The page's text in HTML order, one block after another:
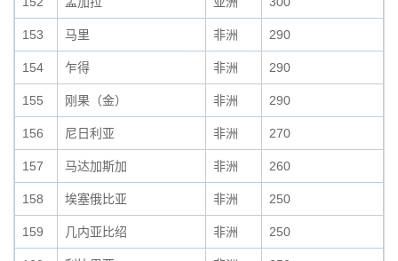
153 马里 非洲 290
154 乍得 非洲 290
155 刚果（金） 非洲 290
156 尼日利亚 非洲 270
157 马达加斯加 非洲 260
158 埃塞俄比亚 非洲 250
159 几内亚比绍 非洲 250